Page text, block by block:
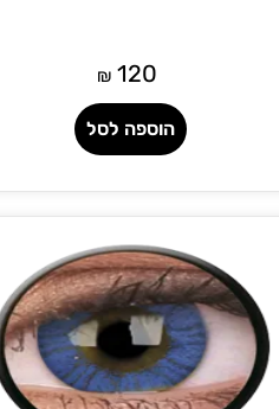
120
₪
הוספה לסל